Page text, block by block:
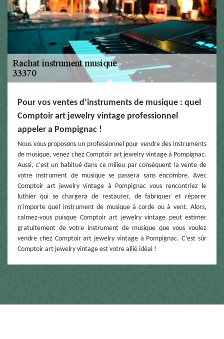
Pour vos ventes d’instruments de musique : quel
Comptoir art jewelry vintage professionnel
appeler a Pompignac !
Nous vous proposons un professionnel pour vendre des instruments
de musique, venez chez Comptoir art jewelry vintage à Pompignac.
Aussi, c'est un habitué dans ce milieu par conséquent la vente de
votre instrument de musique se passera sans encombre. Avec
Comptoir art jewelry vintage à Pompignac vous rencontriez le
luthier qui se chargera de restaurer, de fabriquer et réparer
n’importe quel instrument de musique à corde ou à vent. Alors,
calmez-vous puisque Comptoir art jewelry vintage peut estimer
gratuitement de votre instrument de musique que vous voulez
vendre chez Comptoir art jewelry vintage à Pompignac. C’est sûr
Comptoir art jewelry vintage est votre allié idéal !